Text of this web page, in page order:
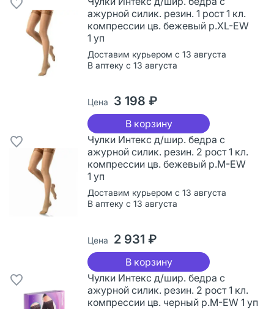
ажурной силик. резин. 1 рост 1 кл.
компрессии цв. бежевый р.XL-EW
1 уп
Доставим курьером с 13 августа
В аптеку с 13 августа
Цена 3 198 ₽
В корзину
Чулки Интекс д/шир. бедра с
ажурной силик. резин. 2 рост 1 кл.
компрессии цв. бежевый р.M-EW
1 уп
Доставим курьером с 13 августа
В аптеку с 13 августа
Цена 2 931 ₽
В корзину
Чулки Интекс д/шир. бедра с
ажурной силик. резин. 2 рост 1 кл.
компрессии цв. черный р.M-EW 1 уп